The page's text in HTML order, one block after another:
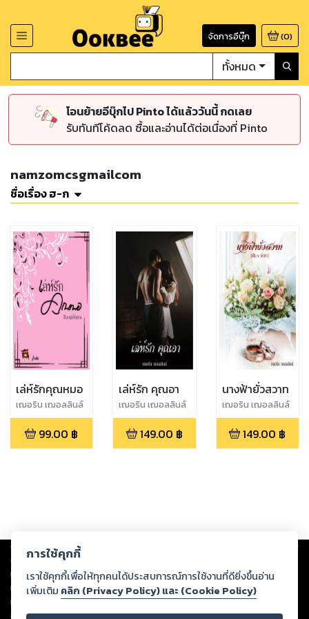
จัดการอีบุ๊ก (0)
ทั้งหมด
โอนย้ายอีบุ๊กไป Pinto ได้แล้ววันนี้ กดเลย
รับทันทีโค้ดลด ซื้อและอ่านได้ต่อเนื่องที่ Pinto
namzomcsgmailcom
ชื่อเรื่อง ฮ-ก
เล่ห์รักคุณหมอ
เฌอริน เฌอลลินล์
99.00 ฿
เล่ห์รัก คุณอา
เฌอริน เฌอลลินล์
149.00 ฿
นางฟ้ายั่วสวาท
เฌอริน เฌอลลินล์
149.00 ฿
Copyright © 2026
ต่อผลงานหรือเนื้อหาใดที่อัปโหลดผ่านเว็บไซต์และปรากฏว่าละเมิดสิทธิใน
ทรัพย์สินทางปัญญาของบุคคลอื่นหรือขัดต่อกฎหมายและศีลธรรม ดังนั้น ผู้อ่าน
ทุกท่านโปรดใช้วิจารณญาณในการกลั่นกรองด้วยตนเอง และหากท่านพบว่าส่วน
หนึ่งส่วนใดขัดต่อกฎหมายและศีลธรรม กรุณาแจ้งมายังบริษัท เพื่อทีมงานจะได้
ดำเนินการในทันที ทั้งนี้ ทางสตอรี่ล็อกขอสงวนลิขสิทธิ์ตามพระราชบัญญัติ
การใช้คุกกี้
เราใช้คุกกี้เพื่อให้ทุกคนได้ประสบการณ์การใช้งานที่ดียิ่งขึ้นอ่าน
เพิ่มเติม คลิก (Privacy Policy) และ (Cookie Policy)